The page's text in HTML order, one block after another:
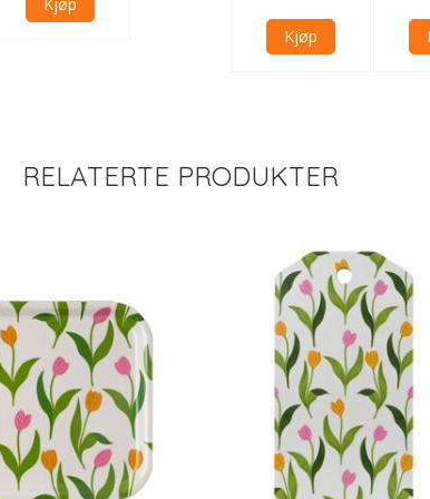
Kjøp
RELATERTE PRODUKTER